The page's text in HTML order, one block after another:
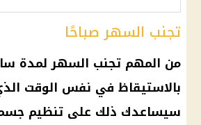
تجنب السهر صباحًا
من المهم تجنب السهر لمدة
بالاستيقاظ في نفس الوقت
سيساعدك ذلك على تنظيم